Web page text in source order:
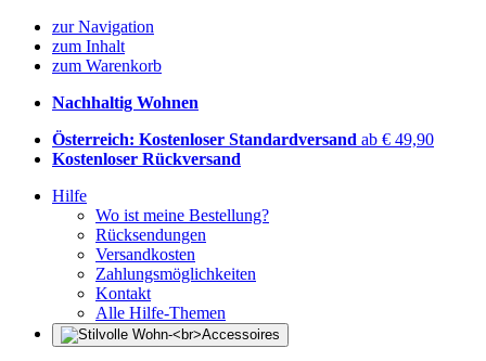
zur Navigation
zum Inhalt
zum Warenkorb
Nachhaltig Wohnen
Österreich: Kostenloser Standardversand ab € 49,90
Kostenloser Rückversand
Hilfe
Wo ist meine Bestellung?
Rücksendungen
Versandkosten
Zahlungsmöglichkeiten
Kontakt
Alle Hilfe-Themen